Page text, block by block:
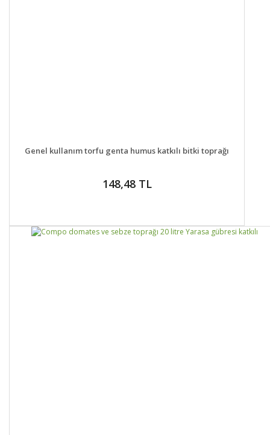
DETAYLAR SEPETE EKLE
Genel kullanım torfu genta humus katkılı bitki toprağı
148,48 TL